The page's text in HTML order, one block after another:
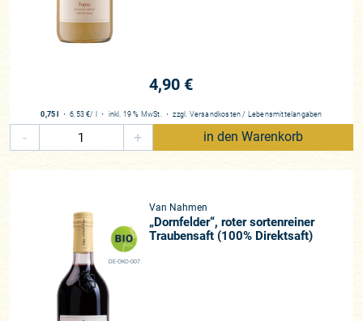
4,90 €
0,75 l ・6,53 €/ l ・ inkl. 19 % MwSt. ・zzgl. Versandkosten / Lebensmittelangaben
- + in den Warenkorb
DE-ÖKO-007
Van Nahmen
„Dornfelder“, roter sortenreiner
Traubensaft (100% Direktsaft)